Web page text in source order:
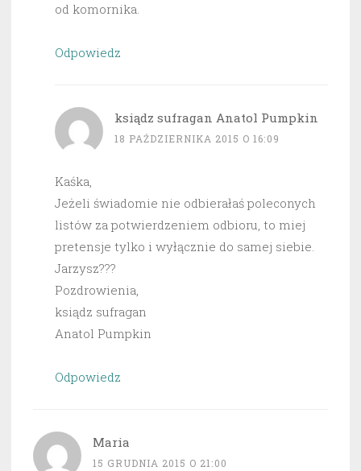
od komornika.
Odpowiedz
ksiądz sufragan Anatol Pumpkin
18 PAŹDZIERNIKA 2015 O 16:09
Kaśka,
Jeżeli świadomie nie odbierałaś poleconych
listów za potwierdzeniem odbioru, to miej
pretensje tylko i wyłącznie do samej siebie.
Jarzysz???
Pozdrowienia,
ksiądz sufragan
Anatol Pumpkin
Odpowiedz
Maria
15 GRUDNIA 2015 O 21:00